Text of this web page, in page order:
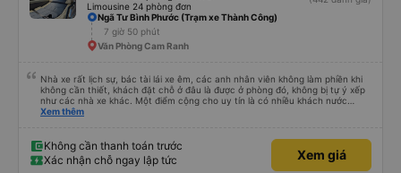
Limousine 24 phòng đơn
Ngã Tư Bình Phước (Trạm xe Thành Công)
7 giờ 50 phút
Văn Phòng Cam Ranh
Nhà xe rất lịch sự, bác tài lái xe êm, các anh nhân viên không làm phiền khi
không cần thiết, khách đặt chỗ ở đâu là được ở phòng đó, không bị tự ý xếp
như các nhà xe khác. Một điểm cộng cho uy tín là có nhiều khách nước
Xem thêm
Không cần thanh toán trước
Xác nhận chỗ ngay lập tức
Xem giá